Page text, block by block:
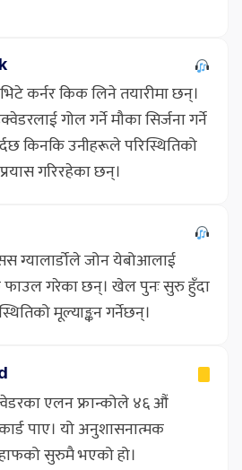
कर्नर किक लिने तयारीमा छन्।
गोल गर्ने मौका सिर्जना गर्ने
किनकि उनीहरूले परिस्थितिको
गरिरहेका छन्।
ग्यालार्डोले जोन येबोआलाई
फाउल गरेका छन्। खेल पुनः सुरु हुँदा
मूल्याङ्कन गर्नेछन्।
एलन फ्रान्कोले ४६ औं
पाए। यो अनुशासनात्मक
हाफको सुरुमै भएको हो।